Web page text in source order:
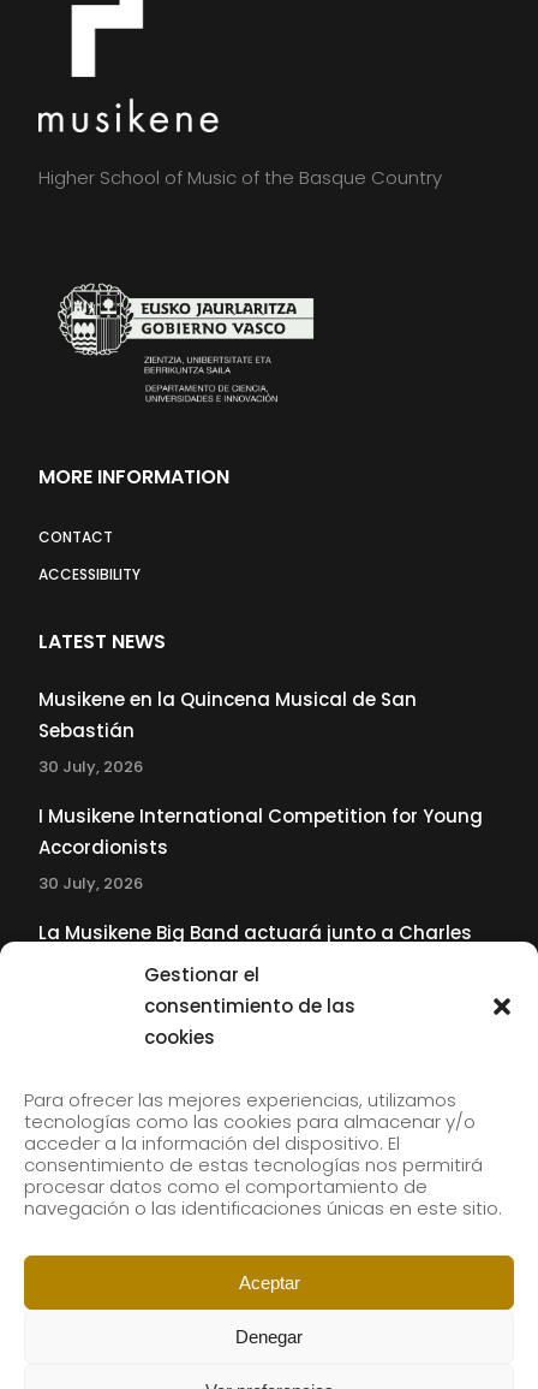
Gestionar el
consentimiento de las
cookies
Para ofrecer las mejores experiencias, utilizamos
tecnologías como las cookies para almacenar y/o
acceder a la información del dispositivo. El
consentimiento de estas tecnologías nos permitirá
procesar datos como el comportamiento de
navegación o las identificaciones únicas en este sitio.
Aceptar
Denegar
Higher School of Music of the Basque Country
MORE INFORMATION
CONTACT
ACCESSIBILITY
LATEST NEWS
Musikene en la Quincena Musical de San
Sebastián
30 July, 2026
I Musikene International Competition for Young
Accordionists
30 July, 2026
La Musikene Big Band actuará junto a Charles
Tolliver en el 61 Jazzaldia
Subscribe to our newsletter to receive our news by
email.